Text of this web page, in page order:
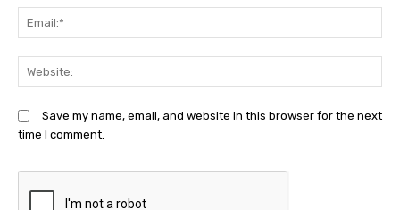
Save my name, email, and website in this browser for the next
time I comment.